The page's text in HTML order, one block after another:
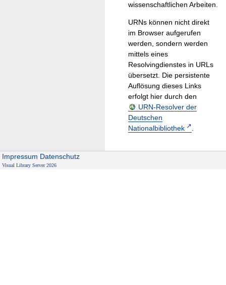
wissenschaftlichen Arbeiten.
URNs können nicht direkt
im Browser aufgerufen
werden, sondern werden
mittels eines
Resolvingdienstes in URLs
übersetzt. Die persistente
Auflösung dieses Links
erfolgt hier durch den
URN-Resolver der
Deutschen
Nationalbibliothek
.
Impressum Datenschutz
Visual Library Server 2026